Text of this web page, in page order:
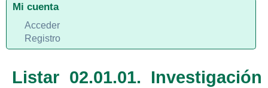
Listar 02.01.01. Investigación
Mi cuenta
Acceder
Registro